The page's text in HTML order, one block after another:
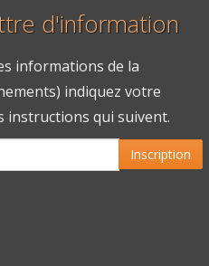
d'information
informations de la
indiquez votre
instructions qui suivent.
Inscription